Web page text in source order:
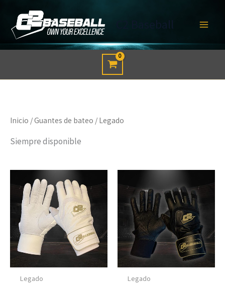
contenido
C2 Baseball
Inicio /Guantes de bateo / Legado
Siempre disponible
Legado Legado